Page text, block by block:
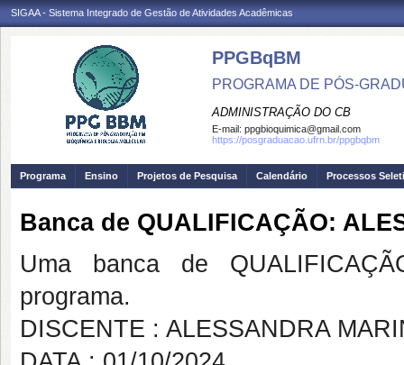
SIGAA - Sistema Integrado de Gestão de Atividades Acadêmicas
PPGBqBM
PROGRAMA DE PÓS-
ADMINISTRAÇÃO DO CB
E-mail: ppgbioquimica@gmail.com
https://posgraduacao.ufrn.br/ppgbqbm
Programa Ensino Projetos de Pesquisa Calendário Processos
Banca de QUALIFICAÇÃO:
Uma banca de
programa.
DISCENTE : ALESSANDRA